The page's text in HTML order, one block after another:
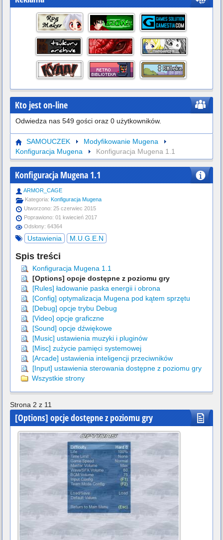
Kto jest on-line
Odwiedza nas 549 gości oraz 0 użytkowników.
SAMOUCZEK
Modyfikowanie Mugena
Konfiguracja Mugena
Konfiguracja Mugena 1.1
Konfiguracja Mugena 1.1
ARMOR_CAGE
Kategoria: Konfiguracja Mugena
Utworzono: 25 czerwiec 2015
Poprawiono: 01 kwiecień 2017
Odsłony: 64364
Ustawienia M.U.G.E.N
Spis treści
Konfiguracja Mugena 1.1
[Options] opcje dostępne z poziomu gry
[Rules] ładowanie paska energii i obrona
[Config] optymalizacja Mugena pod kątem sprzętu
[Debug] opcje trybu Debug
[Video] opcje graficzne
[Sound] opcje dźwiękowe
[Music] ustawienia muzyki i pluginów
[Misc] zużycie pamięci systemowej
[Arcade] ustawienia inteligencji przeciwników
[Input] ustawienia sterowania dostępne z poziomu gry
Wszystkie strony
Strona 2 z 11
[Options] opcje dostępne z poziomu gry